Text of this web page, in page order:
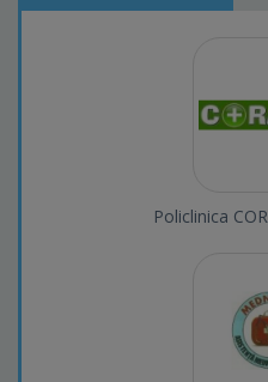
Policlinica